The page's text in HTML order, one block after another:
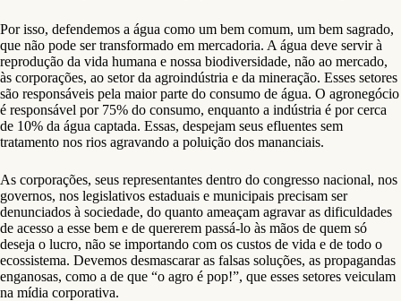
Por isso, defendemos a água como um bem comum, um bem sagrado,
que não pode ser transformado em mercadoria. A água deve servir à
reprodução da vida humana e nossa biodiversidade, não ao mercado,
às corporações, ao setor da agroindústria e da mineração. Esses setores
são responsáveis pela maior parte do consumo de água. O agronegócio
é responsável por 75% do consumo, enquanto a indústria é por cerca
de 10% da água captada. Essas, despejam seus efluentes sem
tratamento nos rios agravando a poluição dos mananciais.
As corporações, seus representantes dentro do congresso nacional, nos
governos, nos legislativos estaduais e municipais precisam ser
denunciados à sociedade, do quanto ameaçam agravar as dificuldades
de acesso a esse bem e de quererem passá-lo às mãos de quem só
deseja o lucro, não se importando com os custos de vida e de todo o
ecossistema. Devemos desmascarar as falsas soluções, as propagandas
enganosas, como a de que “o agro é pop!”, que esses setores veiculam
na mídia corporativa.